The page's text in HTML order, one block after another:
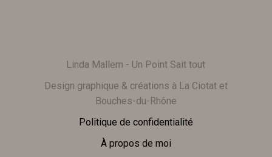
Linda Mallem - Un Point Sait tout
Design graphique & créations à La Ciotat et
Bouches-du-Rhône
Politique de confidentialité
À propos de moi